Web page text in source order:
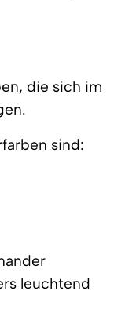
die sich im
sind:
leuchtend